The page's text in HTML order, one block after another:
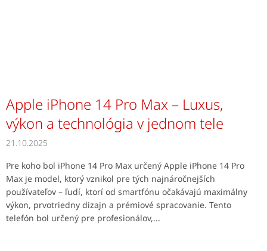
Apple iPhone 14 Pro Max – Luxus,
výkon a technológia v jednom tele
21.10.2025
Pre koho bol iPhone 14 Pro Max určený Apple iPhone 14 Pro
Max je model, ktorý vznikol pre tých najnáročnejších
používateľov – ľudí, ktorí od smartfónu očakávajú maximálny
výkon, prvotriedny dizajn a prémiové spracovanie. Tento
telefón bol určený pre profesionálov,...